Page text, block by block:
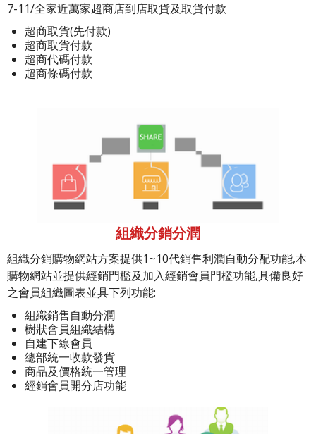
7-11/全家近萬家超商店到店取貨及取貨付款
超商取貨(先付款)
超商取貨付款
超商代碼付款
超商條碼付款
組織分銷分潤
組織分銷購物網站方案提供1~10代銷售利潤自動分配功能,本
購物網站並提供經銷門檻及加入經銷會員門檻功能,具備良好
之會員組織圖表並具下列功能:
組織銷售自動分潤
樹狀會員組織結構
自建下線會員
總部統一收款發貨
商品及價格統一管理
經銷會員開分店功能